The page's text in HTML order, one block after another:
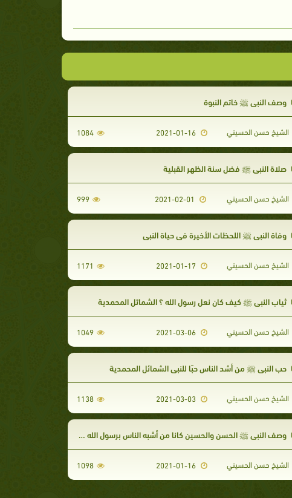
وصف النبي ﷺ خاتم النبوة
الشيخ حسن الحسيني 1084
صلاة النبي ﷺ فضل سنة الظهر القبلية
الشيخ حسن الحسيني 999
وفاة النبي ﷺ اللحظات الأخيرة في حياة النبي
الشيخ حسن الحسيني 1171
ثياب النبي ﷺ كيف كان نعل رسول الله ؟ الشمائل المحمدية
الشيخ حسن الحسيني 1049
حب النبي ﷺ من أشد الناس حبًا للنبي الشمائل المحمدية
الشيخ حسن الحسيني 1138
وصف النبي ﷺ الحسن والحسين كانا من أشبه الناس برسول الله صلي الله عليه وسلم
الشيخ حسن الحسيني 1098